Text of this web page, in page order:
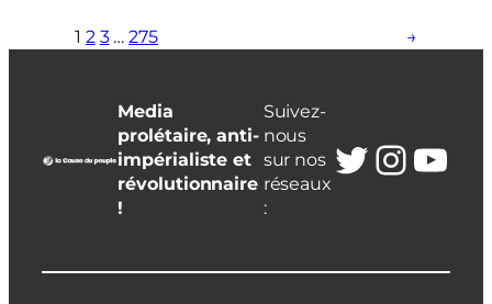
1 2 3 … 275 →
Media
prolétaire, anti-
impérialiste et
révolutionnaire
!
Suivez-
nous
sur nos
réseaux
:
Twitter